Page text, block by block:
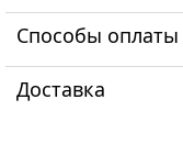
Способы оплаты
Доставка